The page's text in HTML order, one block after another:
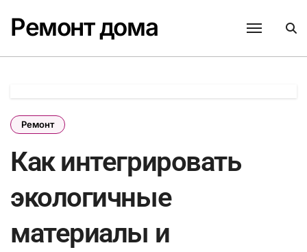
содержанию
Ремонт дома
Ремонт
Как интегрировать
экологичные
материалы и